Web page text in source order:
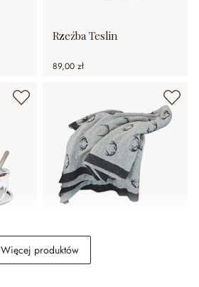
Rzeźba Teslin
89,00 zł
Koc dwustronny Lodge
Więcej produktów